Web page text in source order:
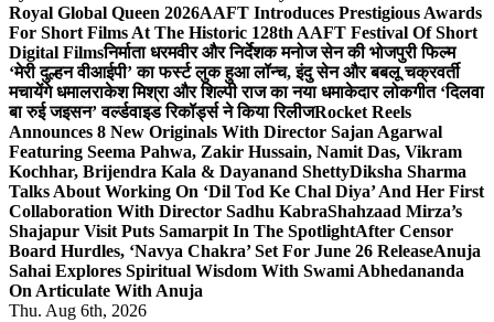
Royal Global Queen 2026AAFT Introduces Prestigious Awards
For Short Films At The Historic 128th AAFT Festival Of Short
Digital Filmsनिर्माता धरमवीर और निर्देशक मनोज सेन की भोजपुरी फिल्म
‘मेरी दुल्हन वीआईपी’ का फर्स्ट लुक हुआ लॉन्च, इंदु सेन और बबलू चक्रवर्ती
मचायेंगे धमालराकेश मिश्रा और शिल्पी राज का नया धमाकेदार लोकगीत ‘दिलवा
बा रुई जइसन’ वर्ल्डवाइड रिकॉर्ड्स ने किया रिलीजRocket Reels
Announces 8 New Originals With Director Sajan Agarwal
Featuring Seema Pahwa, Zakir Hussain, Namit Das, Vikram
Kochhar, Brijendra Kala & Dayanand ShettyDiksha Sharma
Talks About Working On ‘Dil Tod Ke Chal Diya’ And Her First
Collaboration With Director Sadhu KabraShahzaad Mirza’s
Shajapur Visit Puts Samarpit In The SpotlightAfter Censor
Board Hurdles, ‘Navya Chakra’ Set For June 26 ReleaseAnuja
Sahai Explores Spiritual Wisdom With Swami Abhedananda
On Articulate With Anuja
Thu. Aug 6th, 2026